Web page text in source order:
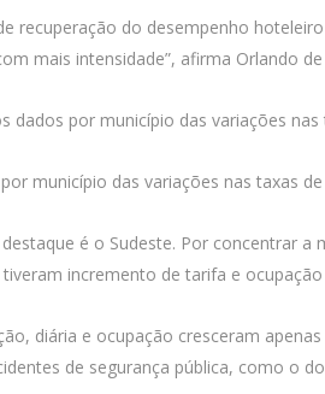
recuperação do desempenho
mais intensidade”, afirma Orlando
município das variações nas taxas
é o Sudeste. Por concentrar
incremento de tarifa e
diária e ocupação cresceram
de segurança pública, como o